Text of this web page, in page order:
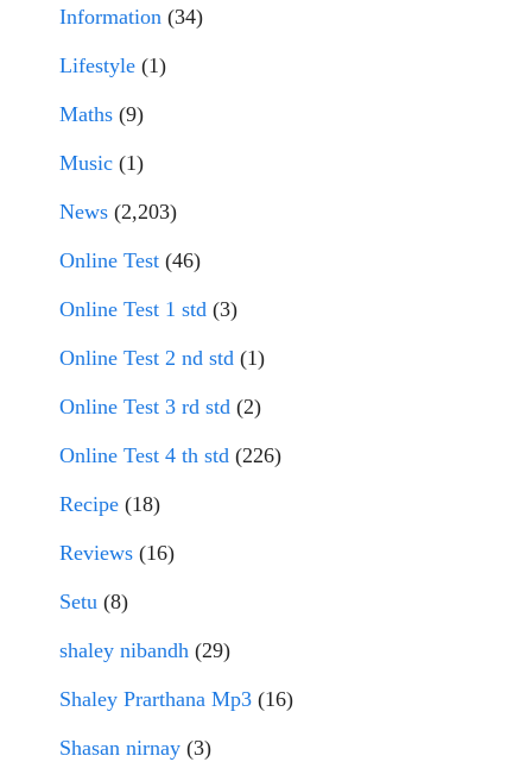
Information (34)
Lifestyle (1)
Maths (9)
Music (1)
News (2,203)
Online Test (46)
Online Test 1 std (3)
Online Test 2 nd std (1)
Online Test 3 rd std (2)
Online Test 4 th std (226)
Recipe (18)
Reviews (16)
Setu (8)
shaley nibandh (29)
Shaley Prarthana Mp3 (16)
Shasan nirnay (3)